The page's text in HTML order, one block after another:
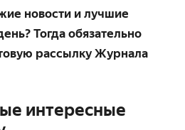
новости и лучшие
Тогда обязательно
рассылку Журнала
интересные